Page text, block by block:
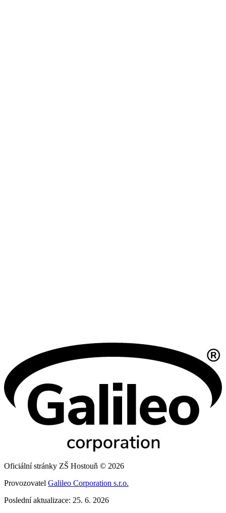
Oficiální stránky ZŠ Hostouň © 2026
Provozovatel Galileo Corporation s.r.o.
Poslední aktualizace: 25. 6. 2026